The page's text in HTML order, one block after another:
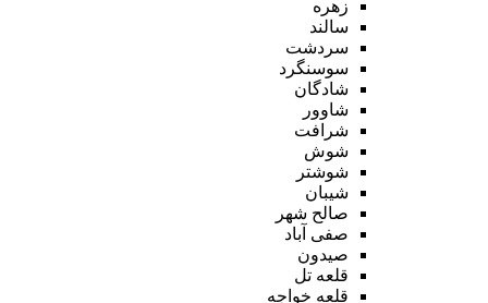
زهره
سالند
سردشت
سوسنگرد
شادگان
شاوور
شرافت
شوش
شوشتر
شیبان
صالح شهر
صفی آباد
صیدون
قلعه تل
قلعه خواجه